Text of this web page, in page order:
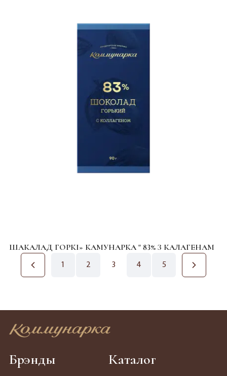
ШАКАЛАД ГОРКІ» КАМУНАРКА " 83% З КАЛАГЕНАМ
1 2 3 4 5
Брэнды Каталог